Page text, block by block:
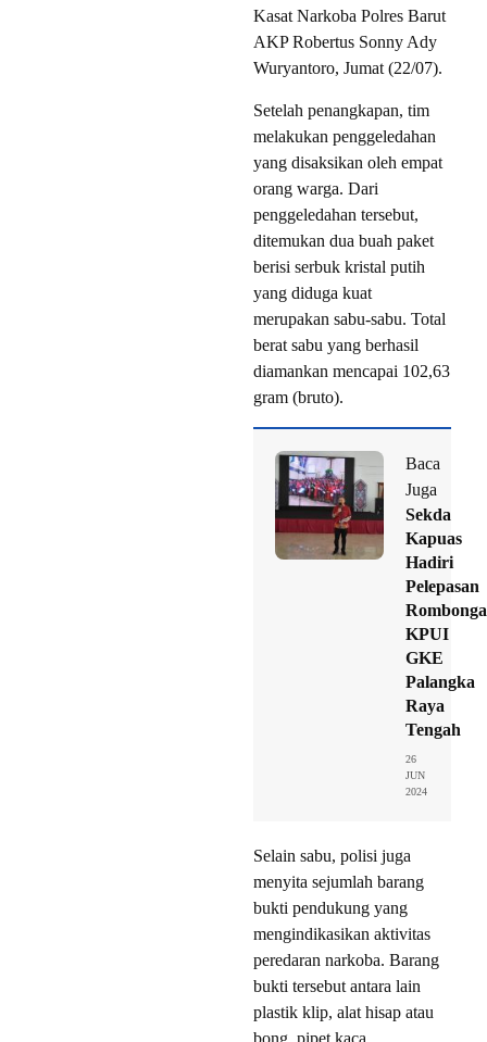
Kasat Narkoba Polres Barut
AKP Robertus Sonny Ady
Wuryantoro, Jumat (22/07).
Setelah penangkapan, tim
melakukan penggeledahan
yang disaksikan oleh empat
orang warga. Dari
penggeledahan tersebut,
ditemukan dua buah paket
berisi serbuk kristal putih
yang diduga kuat
merupakan sabu-sabu. Total
berat sabu yang berhasil
diamankan mencapai 102,63
gram (bruto).
Baca
Juga
Sekda
Kapuas
Hadiri
Pelepasan
KPUI
GKE
Palangka
Raya
Tengah
26
JUN
2024
Selain sabu, polisi juga
menyita sejumlah barang
bukti pendukung yang
mengindikasikan aktivitas
peredaran narkoba. Barang
bukti tersebut antara lain
plastik klip, alat hisap atau
bong, pipet kaca,